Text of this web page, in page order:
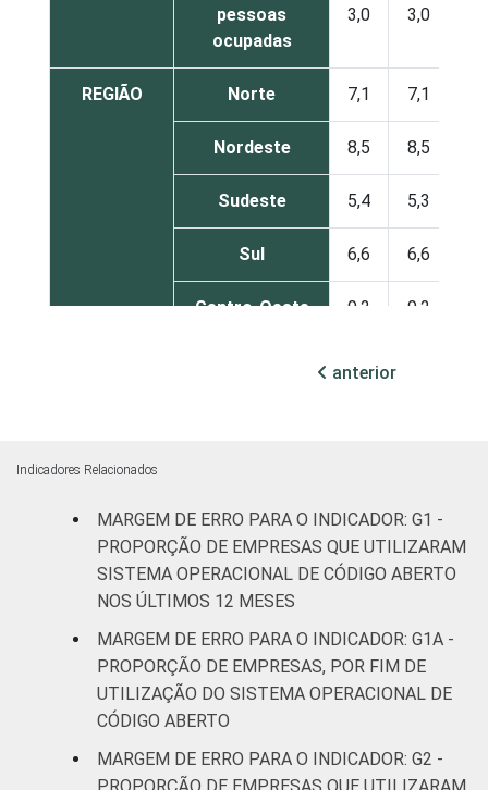
pessoas
ocupadas
3,0 3,0
REGIÃO Norte 7,1 7,1
Nordeste 8,5 8,5
Sudeste 5,4 5,3
Sul 6,6 6,6
Centro-Oeste 9,2 9,2
6,1
reparação de
veículos
automotores e
motocicletas
8,3 8,2
Transporte,
armazenagem
e correio
7,5 7,5
Alojamento e
alimentação
9,4 9,4
anterior
Indicadores Relacionados
MARGEM DE ERRO PARA O INDICADOR: G1 -
PROPORÇÃO DE EMPRESAS QUE UTILIZARAM
SISTEMA OPERACIONAL DE CÓDIGO ABERTO
NOS ÚLTIMOS 12 MESES
MARGEM DE ERRO PARA O INDICADOR: G1A -
PROPORÇÃO DE EMPRESAS, POR FIM DE
UTILIZAÇÃO DO SISTEMA OPERACIONAL DE
CÓDIGO ABERTO
MARGEM DE ERRO PARA O INDICADOR: G2 -